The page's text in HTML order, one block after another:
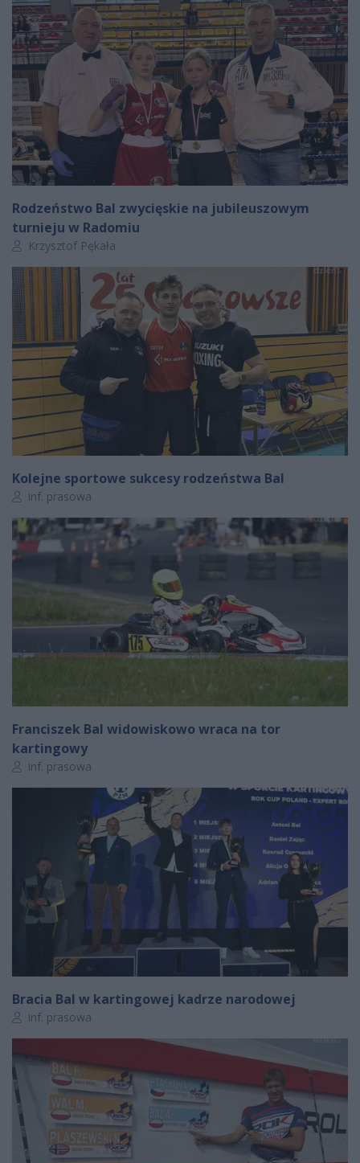
Rodzeństwo Bal zwycięskie na jubileuszowym
turnieju w Radomiu
Autor artykułu:
Krzysztof Pękała
Kolejne sportowe sukcesy rodzeństwa Bal
Autor artykułu:
inf. prasowa
Franciszek Bal widowiskowo wraca na tor
kartingowy
Autor artykułu:
inf. prasowa
Bracia Bal w kartingowej kadrze narodowej
Autor artykułu:
inf. prasowa